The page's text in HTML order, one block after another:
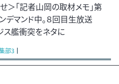
＞「記者山岡の取材メモ」第
デマンド中。８回目生放送
ス艦衝突をネタに
部3